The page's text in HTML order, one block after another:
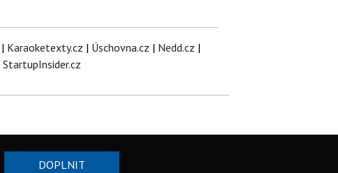
| Karaoketexty.cz | Úschovna.cz | Nedd.cz |
StartupInsider.cz
DOPLNIT